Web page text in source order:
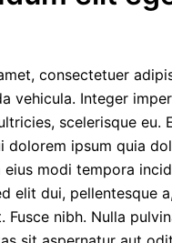
consectetuer
vehicula. Integer
scelerisque eu.
dolorem ipsum quia
eius modi tempora
elit dui, pellentesque
nibh. Nulla